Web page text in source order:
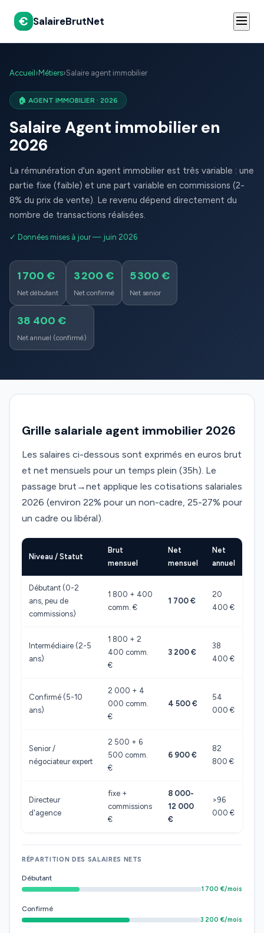
€ SalaireBrutNet
Accueil › Métiers›Salaire agent immobilier
🏠 AGENT IMMOBILIER · 2026
Salaire Agent immobilier en
2026
La rémunération d'un agent immobilier est très variable : une
partie fixe (faible) et une part variable en commissions (2-
8% du prix de vente). Le revenu dépend directement du
nombre de transactions réalisées.
✓ Données mises à jour — juin 2026
1 700 €
Net débutant
3 200 €
Net confirmé
5 300 €
Net senior
38 400 €
Net annuel (confirmé)
Grille salariale agent immobilier 2026
Les salaires ci-dessous sont exprimés en euros brut
et net mensuels pour un temps plein (35h). Le
passage brut→net applique les cotisations salariales
2026 (environ 22% pour un non-cadre, 25-27% pour
un cadre ou libéral).
Niveau / Statut
Brut
mensuel
Net
mensuel
Net
annuel
Débutant (0-2
ans, peu de
commissions)
1 800 + 400
comm. €
1 700 €
20
400 €
Intermédiaire (2-5
ans)
1 800 + 2
400 comm.
€
3 200 €
38
400 €
Confirmé (5-10
ans)
2 000 + 4
000 comm.
€
4 500 €
54
000 €
Senior /
négociateur expert
2 500 + 6
500 comm.
€
6 900 €
82
800 €
Directeur
d'agence
fixe +
commissions
€
8 000-
12 000
€
>96
000 €
RÉPARTITION DES SALAIRES NETS
Débutant
1 700 €/mois
Confirmé
3 200 €/mois